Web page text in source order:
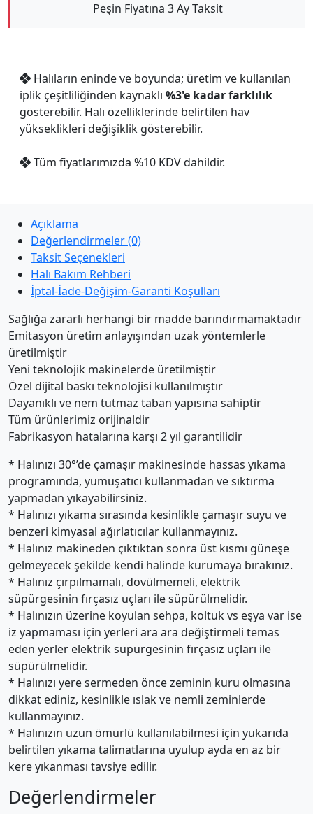
Peşin Fiyatına 3 Ay Taksit
Halıların eninde ve boyunda; üretim ve kullanılan
iplik çeşitliliğinden kaynaklı %3'e kadar farklılık
gösterebilir. Halı özelliklerinde belirtilen hav
yükseklikleri değişiklik gösterebilir.
Tüm fiyatlarımızda %10 KDV dahildir.
Açıklama
Değerlendirmeler (0)
Taksit Seçenekleri
Halı Bakım Rehberi
İptal-İade-Değişim-Garanti Koşulları
Sağlığa zararlı herhangi bir madde barındırmamaktadır
Emitasyon üretim anlayışından uzak yöntemlerle
üretilmiştir
Yeni teknolojik makinelerde üretilmiştir
Özel dijital baskı teknolojisi kullanılmıştır
Dayanıklı ve nem tutmaz taban yapısına sahiptir
Tüm ürünlerimiz orijinaldir
Fabrikasyon hatalarına karşı 2 yıl garantilidir
* Halınızı 30°’de çamaşır makinesinde hassas yıkama
programında, yumuşatıcı kullanmadan ve sıktırma
yapmadan yıkayabilirsiniz.
* Halınızı yıkama sırasında kesinlikle çamaşır suyu ve
benzeri kimyasal ağırlatıcılar kullanmayınız.
* Halınız makineden çıktıktan sonra üst kısmı güneşe
gelmeyecek şekilde kendi halinde kurumaya bırakınız.
* Halınız çırpılmamalı, dövülmemeli, elektrik
süpürgesinin fırçasız uçları ile süpürülmelidir.
* Halınızın üzerine koyulan sehpa, koltuk vs eşya var ise
iz yapmaması için yerleri ara ara değiştirmeli temas
eden yerler elektrik süpürgesinin fırçasız uçları ile
süpürülmelidir.
* Halınızı yere sermeden önce zeminin kuru olmasına
dikkat ediniz, kesinlikle ıslak ve nemli zeminlerde
kullanmayınız.
* Halınızın uzun ömürlü kullanılabilmesi için yukarıda
belirtilen yıkama talimatlarına uyulup ayda en az bir
kere yıkanması tavsiye edilir.
Değerlendirmeler